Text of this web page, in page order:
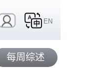
EN
每周综述